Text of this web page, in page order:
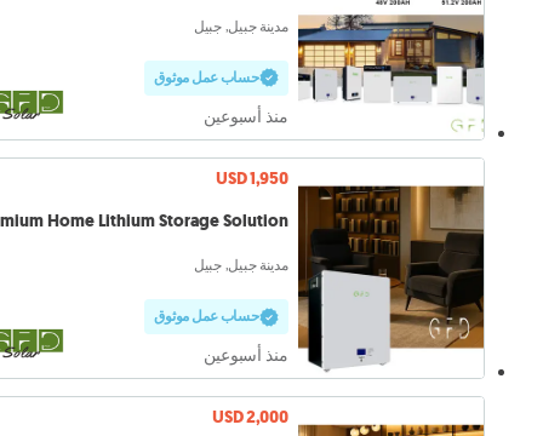
مدينة جبيل, جبيل
حساب عمل موثوق
منذ أسبوعين
USD 1,950
Home Lithium Storage Solution
مدينة جبيل, جبيل
حساب عمل موثوق
منذ أسبوعين
USD 2,000